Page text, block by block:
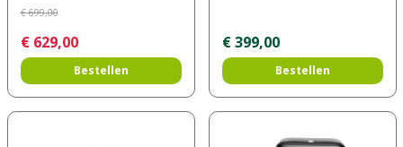
€ 699,00
€ 629,00
Bestellen
€ 399,00
Bestellen